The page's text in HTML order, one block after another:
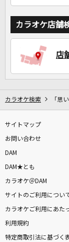
カラオケ店舗
店
カラオケ検索 「思
サイトマップ
お問い合わせ
DAM
DAM★とも
カラオケ＠DAM
サイトのご利用について
カラオケご利用にあた
利用規約
特定商取引法に基づく